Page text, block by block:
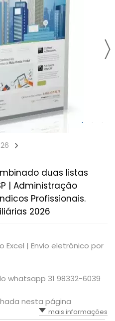
duas listas
| Administração
Profissionais.
2026
Excel | Envio eletrônico por
whatsapp 31 98332-6039
nesta página
mais informações